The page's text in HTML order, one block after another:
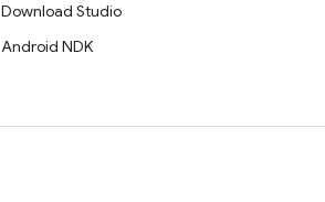
Download Studio
Android NDK